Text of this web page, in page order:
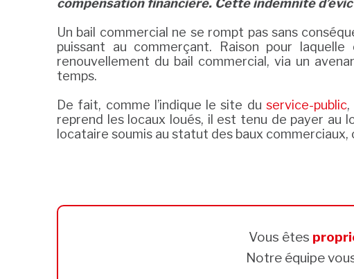
compensation financière. Cette indemnité
Un bail commercial ne se rompt pas sans
puissant au commerçant. Raison pour
renouvellement du bail commercial, via un
temps.
De fait, comme l’indique le site du service-public,
reprend les locaux loués, il est tenu de payer au
locataire soumis au statut des baux
Vous êtes
Notre équipe